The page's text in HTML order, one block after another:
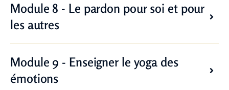
Module 8 - Le pardon pour soi et pour
les autres
Module 9 - Enseigner le yoga des
émotions